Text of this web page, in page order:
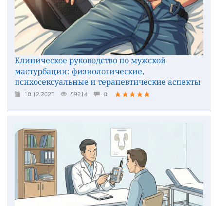
Клиническое руководство по мужской
мастурбации: физиологические,
психосексуальные и терапевтические аспекты
10.12.2025 59214 8